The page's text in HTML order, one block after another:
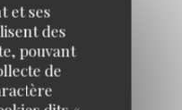
et ses
des
pouvant
de
DE MER